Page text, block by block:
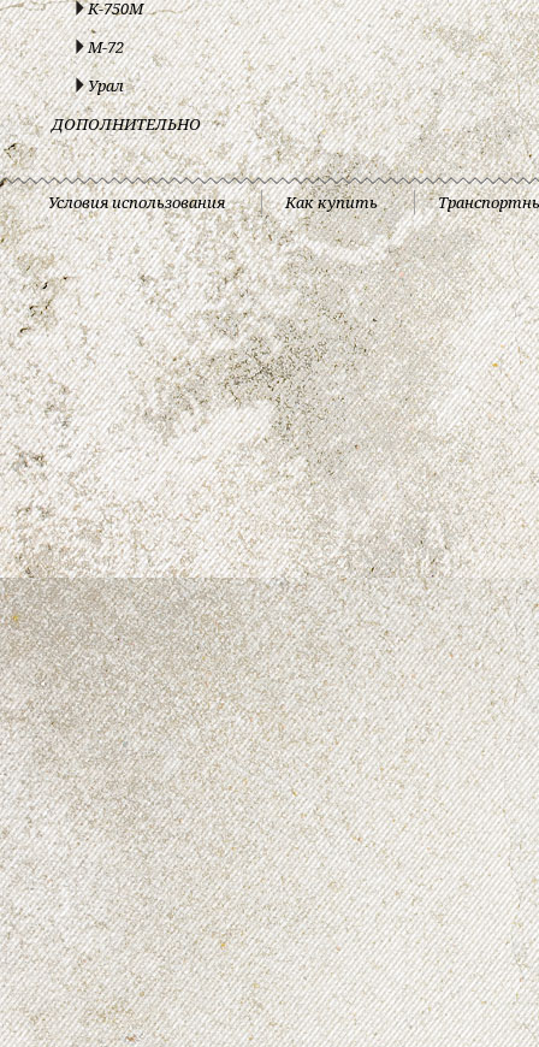
К-750М
М-72
Урал
ДОПОЛНИТЕЛЬНО
Условия использования Как купить